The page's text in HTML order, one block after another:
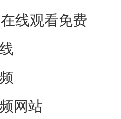
线观看免费
网站